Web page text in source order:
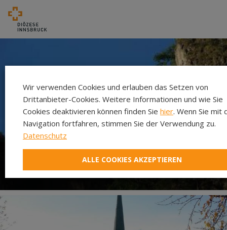
Wallfahrt Maria Brettfall
Wir verwenden Cookies und erlauben das Setzen von
Drittanbieter-Cookies. Weitere Informationen und wie Sie
Cookies deaktivieren können finden Sie hier. Wenn Sie mit
Navigation fortfahren, stimmen Sie der Verwendung zu.
Datenschutz
ALLE COOKIES AKZEPTIEREN